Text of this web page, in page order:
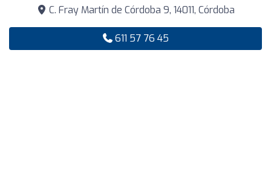
C. Fray Martín de Córdoba 9, 14011, Córdoba
611 57 76 45